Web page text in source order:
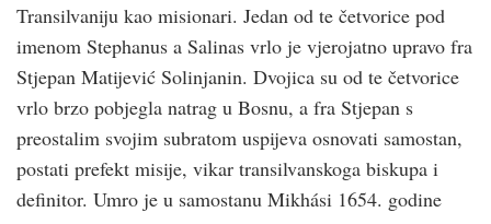
Transilvaniju kao misionari. Jedan od te četvorice pod
imenom Stephanus a Salinas vrlo je vjerojatno upravo fra
Stjepan Matijević Solinjanin. Dvojica su od te četvorice
vrlo brzo pobjegla natrag u Bosnu, a fra Stjepan s
preostalim svojim subratom uspijeva osnovati samostan,
postati prefekt misije, vikar transilvanskoga biskupa i
definitor. Umro je u samostanu Mikhási 1654. godine